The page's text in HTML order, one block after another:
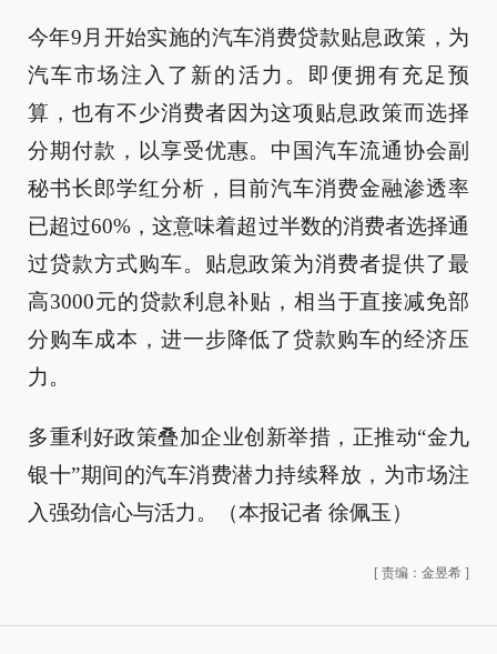
今年9月开始实施的汽车消费贷款贴息政策，为
汽车市场注入了新的活力。即便拥有充足预
算，也有不少消费者因为这项贴息政策而选择
分期付款，以享受优惠。中国汽车流通协会副
秘书长郎学红分析，目前汽车消费金融渗透率
已超过60%，这意味着超过半数的消费者选择通
过贷款方式购车。贴息政策为消费者提供了最
高3000元的贷款利息补贴，相当于直接减免部
分购车成本，进一步降低了贷款购车的经济压
力。
多重利好政策叠加企业创新举措，正推动“金九
银十”期间的汽车消费潜力持续释放，为市场注
入强劲信心与活力。（本报记者 徐佩玉）
[ 责编：金昱希 ]